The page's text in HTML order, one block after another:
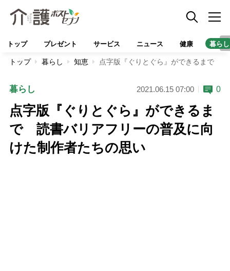
トップ プレゼント サービス ニュース 健康 暮らし
トップ 暮らし 知恵 点字版『ぐりとぐら』ができるまで
暮らし 2021.06.15 07:00 0
点字版『ぐりとぐら』ができるま
で 読書バリアフリーの普及に向
けた制作者たちの思い